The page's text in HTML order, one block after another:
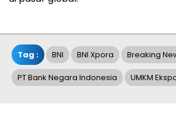
Tag : BNI BNI Xpora Breaking
PT Bank Negara Indonesia UMKM